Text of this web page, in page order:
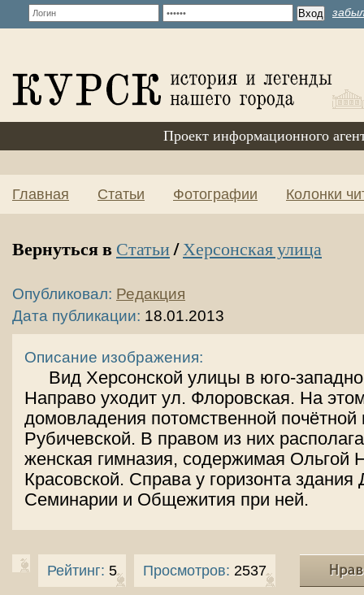
Проект информационного
Главная Статьи Фотографии Колонки
Вернуться в Статьи/Херсонская улица
Опубликовал: Редакция
Дата публикации: 18.01.2013
Описание изображения:
Вид Херсонской улицы в юго-
Направо уходит ул. Флоровская. На
домовладения потомственной
Рубичевской. В правом из них
женская гимназия, содержимая Ольгой
Красовской. Справа у горизонта здания
Семинарии и Общежития при ней.
Рейтинг: 5 Просмотров: 2537